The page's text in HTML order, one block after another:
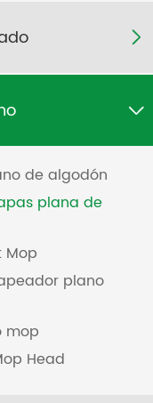


de algodón
plana de
Mop
plano
mop
Head